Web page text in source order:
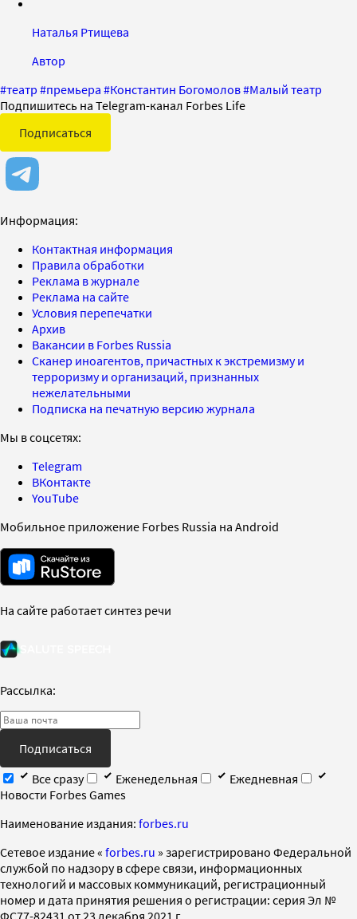
Наталья Ртищева
Автор
#театр #премьера #Константин Богомолов#Малый театр
Подпишитесь на Telegram-канал Forbes Life
Подписаться
Информация:
Контактная информация
Правила обработки
Реклама в журнале
Реклама на сайте
Условия перепечатки
Архив
Вакансии в Forbes Russia
Сканер иноагентов, причастных к экстремизму и
терроризму и организаций, признанных
нежелательными
Подписка на печатную версию журнала
Мы в соцсетях:
Telegram
ВКонтакте
YouTube
Мобильное приложение Forbes Russia на Android
На сайте работает синтез речи
Рассылка:
Подписаться
Все сразу
Еженедельная
Ежедневная
Новости Forbes Games
Наименование издания: forbes.ru
Cетевое издание « forbes.ru » зарегистрировано Федеральной
службой по надзору в сфере связи, информационных
технологий и массовых коммуникаций, регистрационный
номер и дата принятия решения о регистрации: серия Эл №